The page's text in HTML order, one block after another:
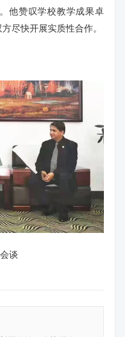
他赞叹学校教学成果卓
尽快开展实质性合作。
谈